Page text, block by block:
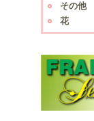
その他
花